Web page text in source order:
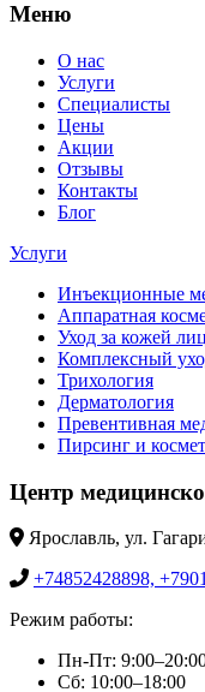
Меню
О нас
Услуги
Специалисты
Цены
Акции
Отзывы
Контакты
Блог
Услуги
Инъекционные
Аппаратная
Уход за кожей
Комплексный
Трихология
Дерматология
Превентивная
Пирсинг и
Центр
Ярославль, ул.
+74852428898,
Режим работы:
Пн-Пт:
Сб: 10:00–18:00